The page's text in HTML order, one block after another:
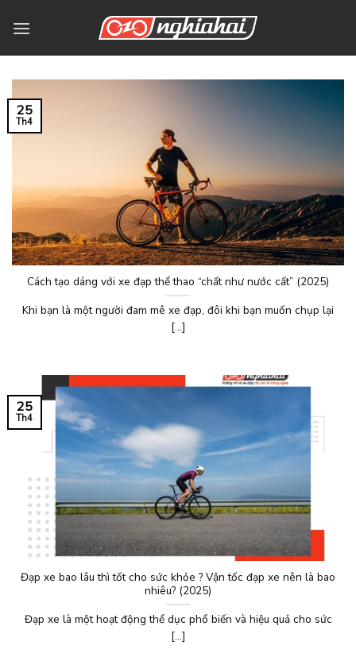
qua
Cách tạo dáng với xe đạp thể thao “chất như nước cất” (2025)
Khi bạn là một người đam mê xe đạp, đôi khi bạn muốn chụp lại
[...]
25
Th4
Đạp xe bao lâu thì tốt cho sức khỏe ? Vận tốc đạp xe nên là bao
nhiêu? (2025)
Đạp xe là một hoạt động thể dục phổ biến và hiệu quả cho sức
[...]
25
Th4